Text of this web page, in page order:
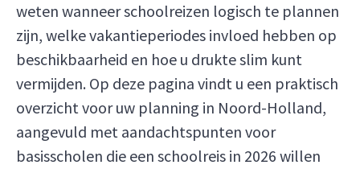
weten wanneer schoolreizen logisch te plannen
zijn, welke vakantieperiodes invloed hebben op
beschikbaarheid en hoe u drukte slim kunt
vermijden. Op deze pagina vindt u een praktisch
overzicht voor uw planning in Noord-Holland,
aangevuld met aandachtspunten voor
basisscholen die een schoolreis in 2026 willen